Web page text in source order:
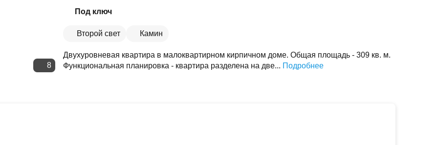
8
Под ключ
Второй свет Камин
Двухуровневая квартира в малоквартирном кирпичном доме. Общая площадь - 309 кв. м.
Функциональная планировка - квартира разделена на две... Подробнее